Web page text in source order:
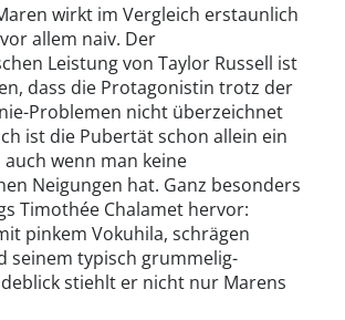
wirkt im Vergleich erstaunlich
allem naiv. Der
Leistung von Taylor Russell ist
dass die Protagonistin trotz der
Problemen nicht überzeichnet
ist die Pubertät schon allein ein
auch wenn man keine
Neigungen hat. Ganz besonders
Timothée Chalamet hervor:
pinkem Vokuhila, schrägen
seinem typisch grummelig-
stiehlt er nicht nur Marens